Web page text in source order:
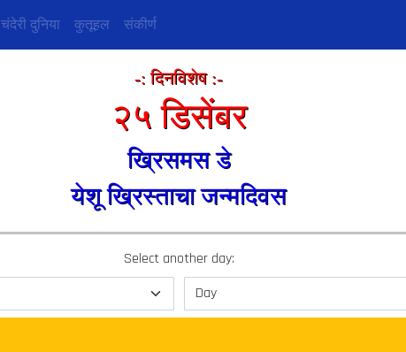
चंदेरी दुनिया कुतूहल संकीर्ण
-: दिनविशेष :-
२५ डिसेंबर
ख्रिसमस डे
येशू ख्रिस्ताचा जन्मदिवस
Select another day: